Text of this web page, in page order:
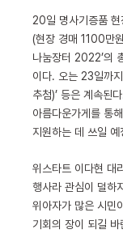
20일 명사기증품
(현장 경매 1100만
나눔장터 2022’의
이다. 오는 23일까지
추첨)’ 등은 계속된
아름다운가게를 통
지원하는 데 쓰일 예
위스타트 이다현 대
행사라 관심이 덜하
위아자가 많은 시민
기회의 장이 되길 바